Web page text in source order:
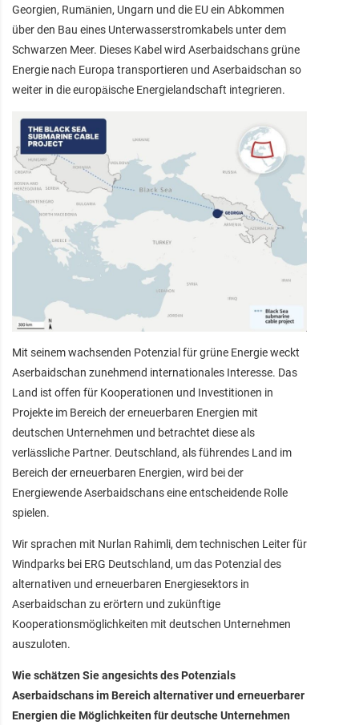
Georgien, Rumänien, Ungarn und die EU ein Abkommen
über den Bau eines Unterwasserstromkabels unter dem
Schwarzen Meer. Dieses Kabel wird Aserbaidschans grüne
Energie nach Europa transportieren und Aserbaidschan so
weiter in die europäische Energielandschaft integrieren.
Mit seinem wachsenden Potenzial für grüne Energie weckt
Aserbaidschan zunehmend internationales Interesse. Das
Land ist offen für Kooperationen und Investitionen in
Projekte im Bereich der erneuerbaren Energien mit
deutschen Unternehmen und betrachtet diese als
verlässliche Partner. Deutschland, als führendes Land im
Bereich der erneuerbaren Energien, wird bei der
Energiewende Aserbaidschans eine entscheidende Rolle
spielen.
Wir sprachen mit Nurlan Rahimli, dem technischen Leiter für
Windparks bei ERG Deutschland, um das Potenzial des
alternativen und erneuerbaren Energiesektors in
Aserbaidschan zu erörtern und zukünftige
Kooperationsmöglichkeiten mit deutschen Unternehmen
auszuloten.
Wie schätzen Sie angesichts des Potenzials
Aserbaidschans im Bereich alternativer und erneuerbarer
Energien die Möglichkeiten für deutsche Unternehmen